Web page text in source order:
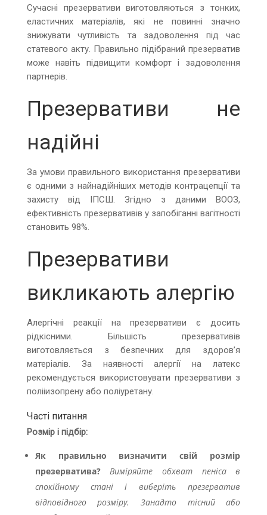
Сучасні презервативи виготовляються з тонких,
еластичних матеріалів, які не повинні значно
знижувати чутливість та задоволення під час
статевого акту. Правильно підібраний презерватив
може навіть підвищити комфорт і задоволення
партнерів.
Презервативи не
надійні
За умови правильного використання презервативи
є одними з найнадійніших методів контрацепції та
захисту від ІПСШ. Згідно з даними ВООЗ,
ефективність презервативів у запобіганні вагітності
становить 98%.
Презервативи
викликають алергію
Алергічні реакції на презервативи є досить
рідкісними. Більшість презервативів
виготовляється з безпечних для здоров’я
матеріалів. За наявності алергії на латекс
рекомендується використовувати презервативи з
полііизопрену або поліуретану.
Часті питання
Розмір і підбір:
Як правильно визначити свій розмір
презерватива?
Виміряйте обхват пеніса в
спокійному стані і виберіть презерватив
відповідного розміру. Занадто тісний або